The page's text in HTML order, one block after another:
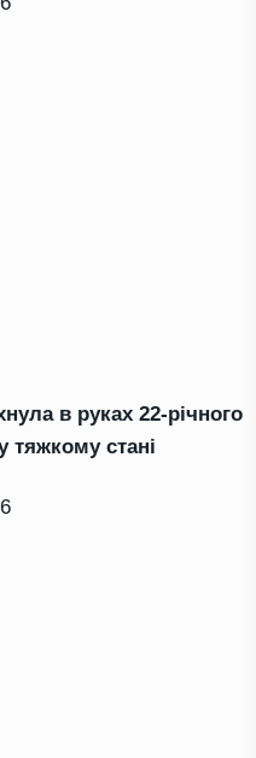
в руках 22-річного
тяжкому стані